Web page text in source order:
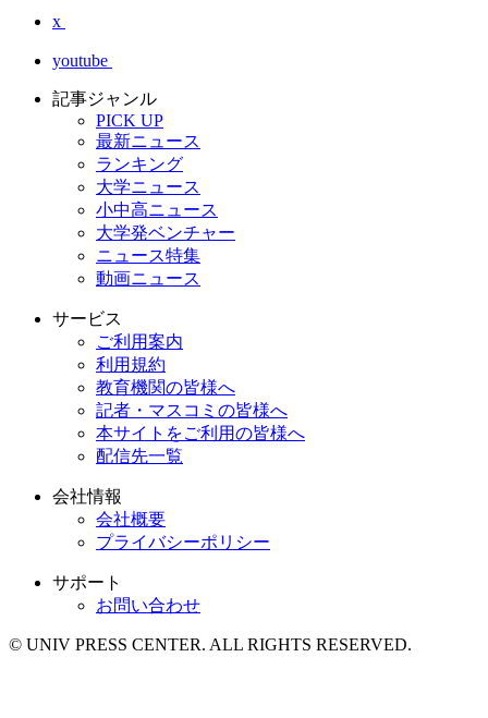
x
youtube
記事ジャンル
PICK UP
最新ニュース
ランキング
大学ニュース
小中高ニュース
大学発ベンチャー
ニュース特集
動画ニュース
サービス
ご利用案内
利用規約
教育機関の皆様へ
記者・マスコミの皆様へ
本サイトをご利用の皆様へ
配信先一覧
会社情報
会社概要
プライバシーポリシー
サポート
お問い合わせ
© UNIV PRESS CENTER. ALL RIGHTS RESERVED.